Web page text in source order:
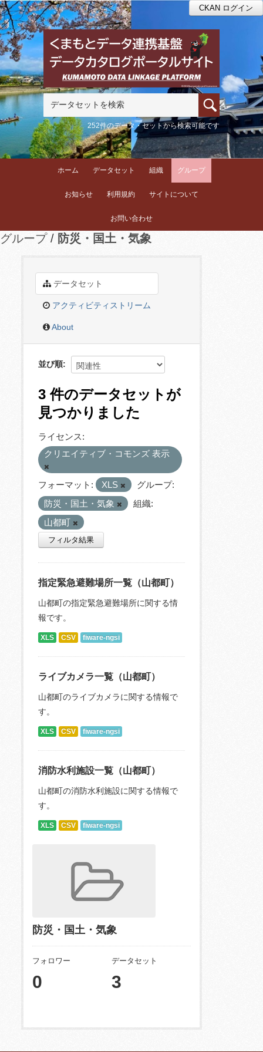
CKAN ログイン
252件のデータ・セットから検索可能です
ホーム データセット 組織 グループ
お知らせ 利用規約 サイトについて
お問い合わせ
グループ 防災・国土・気象
データセット
アクティビティストリーム
About
並び順
3 件のデータセットが
見つかりました
ライセンス:
クリエイティブ・コモンズ 表示
フォーマット: XLS
グループ:
防災・国土・気象
組織:
山都町
フィルタ結果
指定緊急避難場所一覧（山都町）
山都町の指定緊急避難場所に関する情
報です。
XLS CSV fiware-ngsi
ライブカメラ一覧（山都町）
山都町のライブカメラに関する情報で
す。
XLS CSV fiware-ngsi
消防水利施設一覧（山都町）
山都町の消防水利施設に関する情報で
す。
XLS CSV fiware-ngsi
防災・国土・気象
フォロワー
0
データセット
3